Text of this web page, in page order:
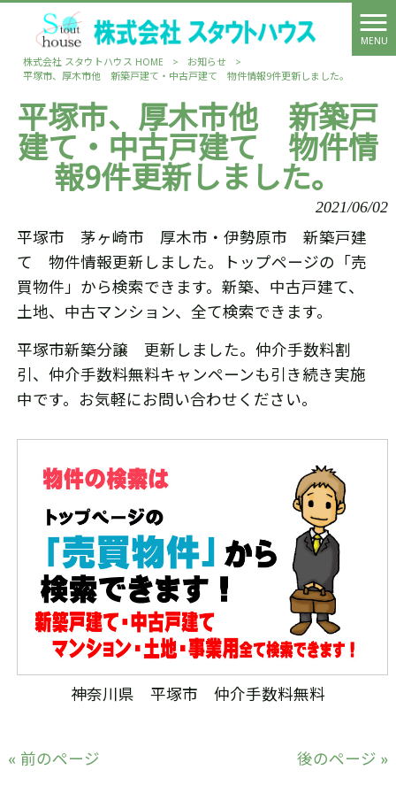
MENU
株式会社 スタウトハウス HOME
> お知らせ
>
平塚市、厚木市他 新築戸建て・中古戸建て 物件情報9件更新しました。
平塚市、厚木市他 新築戸
建て・中古戸建て 物件情
報9件更新しました。
2021/06/02
平塚市 茅ヶ崎市 厚木市・伊勢原市 新築戸建
て 物件情報更新しました。トップページの「売
買物件」から検索できます。新築、中古戸建て、
土地、中古マンション、全て検索できます。
平塚市新築分譲 更新しました。仲介手数料割
引、仲介手数料無料キャンペーンも引き続き実施
中です。お気軽にお問い合わせください。
神奈川県 平塚市 仲介手数料無料
« 前のページ 後のページ »